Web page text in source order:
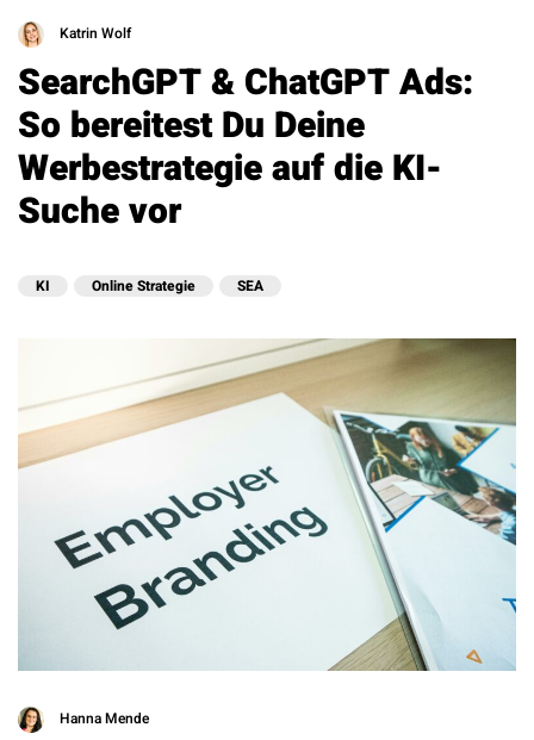
Katrin Wolf
SearchGPT & ChatGPT Ads:
So bereitest Du Deine
Werbestrategie auf die KI-
Suche vor
KI Online Strategie SEA
Hanna Mende